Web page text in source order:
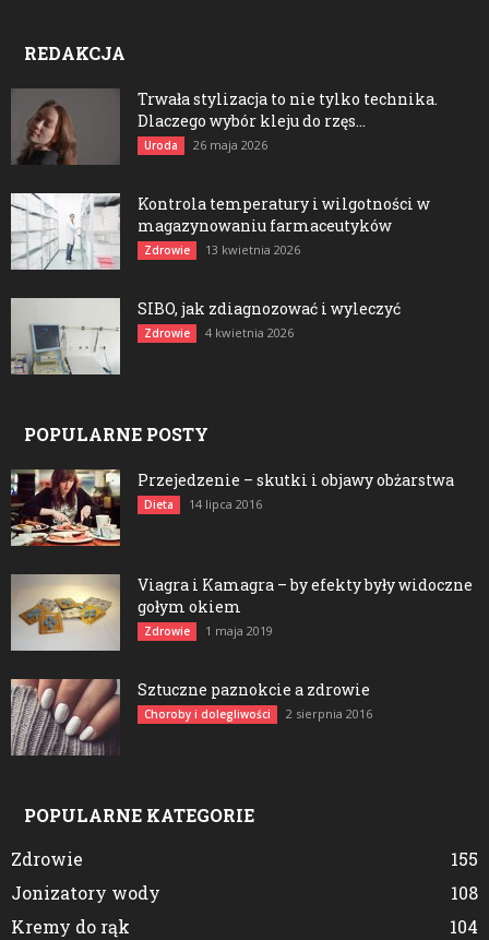
REDAKCJA
Trwała stylizacja to nie tylko technika.
Dlaczego wybór kleju do rzęs...
Uroda 26 maja 2026
Kontrola temperatury i wilgotności w
magazynowaniu farmaceutyków
Zdrowie 13 kwietnia 2026
SIBO, jak zdiagnozować i wyleczyć
Zdrowie 4 kwietnia 2026
POPULARNE POSTY
Przejedzenie – skutki i objawy obżarstwa
Dieta 14 lipca 2016
Viagra i Kamagra – by efekty były widoczne
gołym okiem
Zdrowie 1 maja 2019
Sztuczne paznokcie a zdrowie
Choroby i dolegliwości 2 sierpnia 2016
POPULARNE KATEGORIE
Zdrowie
155
Jonizatory wody
108
Kremy do rąk
104